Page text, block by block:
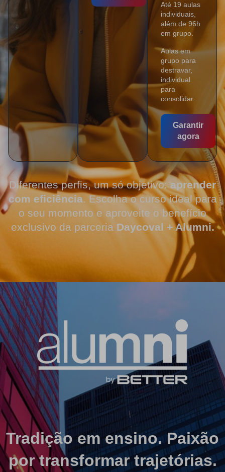
Até 19 aulas
individuais,
além de 96h
em grupo.
Aulas em
grupo para
destravar,
individual
para
consolidar.
Garantir
agora
Diferentes perfis, um só objetivo:aprender
com eficiência. Escolha o curso ideal para
o seu momento e aproveite o benefício
exclusivo da parceria Daycoval + Alumni.
Tradição em ensino. Paixão
por transformar trajetórias.